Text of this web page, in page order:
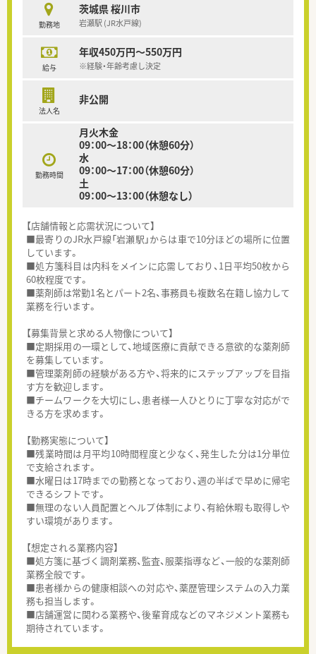
勤務地
茨城県 桜川市
岩瀬駅 (JR水戸線)
給与
年収450万円～550万円
※経験・年齢考慮し決定
法人名
非公開
勤務時間
月火木金
09：00～18：00（休憩60分）
水
09：00～17：00（休憩60分）
土
09：00～13：00（休憩なし）
【店舗情報と応需状況について】
■最寄りのJR水戸線「岩瀬駅」からは車で10分ほどの場所に位置
しています。
■処方箋科目は内科をメインに応需しており、1日平均50枚から
60枚程度です。
■薬剤師は常勤1名とパート2名、事務員も複数名在籍し協力して
業務を行います。
【募集背景と求める人物像について】
■定期採用の一環として、地域医療に貢献できる意欲的な薬剤師
を募集しています。
■管理薬剤師の経験がある方や、将来的にステップアップを目指
す方を歓迎します。
■チームワークを大切にし、患者様一人ひとりに丁寧な対応がで
きる方を求めます。
【勤務実態について】
■残業時間は月平均10時間程度と少なく、発生した分は1分単位
で支給されます。
■水曜日は17時までの勤務となっており、週の半ばで早めに帰宅
できるシフトです。
■無理のない人員配置とヘルプ体制により、有給休暇も取得しや
すい環境があります。
【想定される業務内容】
■処方箋に基づく調剤業務、監査、服薬指導など、一般的な薬剤師
業務全般です。
■患者様からの健康相談への対応や、薬歴管理システムの入力業
務も担当します。
■店舗運営に関わる業務や、後輩育成などのマネジメント業務も
期待されています。